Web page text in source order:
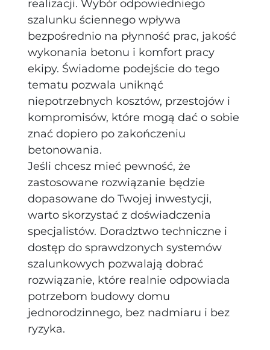
realizacji. Wybór odpowiedniego
szalunku ściennego wpływa
bezpośrednio na płynność prac, jakość
wykonania betonu i komfort pracy
ekipy. Świadome podejście do tego
tematu pozwala uniknąć
niepotrzebnych kosztów, przestojów i
kompromisów, które mogą dać o sobie
znać dopiero po zakończeniu
betonowania.
Jeśli chcesz mieć pewność, że
zastosowane rozwiązanie będzie
dopasowane do Twojej inwestycji,
warto skorzystać z doświadczenia
specjalistów. Doradztwo techniczne i
dostęp do sprawdzonych systemów
szalunkowych pozwalają dobrać
rozwiązanie, które realnie odpowiada
potrzebom budowy domu
jednorodzinnego, bez nadmiaru i bez
ryzyka.